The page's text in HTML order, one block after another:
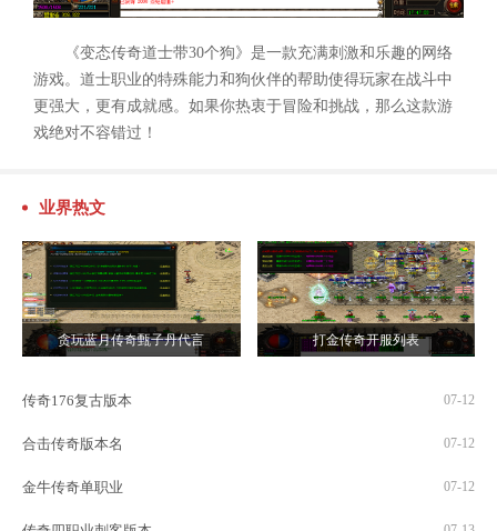
《变态传奇道士带30个狗》是一款充满刺激和乐趣的网络
游戏。道士职业的特殊能力和狗伙伴的帮助使得玩家在战斗中
更强大，更有成就感。如果你热衷于冒险和挑战，那么这款游
戏绝对不容错过！
业界热文
贪玩蓝月传奇甄子丹代言 打金传奇开服列表
传奇176复古版本 07-12
合击传奇版本名 07-12
金牛传奇单职业 07-12